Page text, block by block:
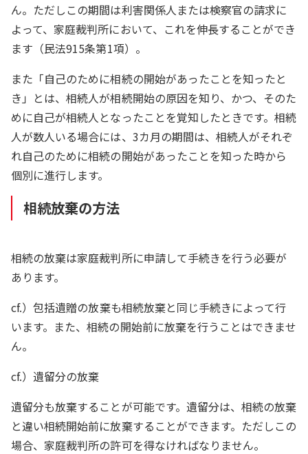
ん。ただしこの期間は利害関係人または検察官の請求に
よって、家庭裁判所において、これを伸長することができ
ます（民法915条第1項）。
また「自己のために相続の開始があったことを知ったと
き」とは、相続人が相続開始の原因を知り、かつ、そのた
めに自己が相続人となったことを覚知したときです。相続
人が数人いる場合には、3カ月の期間は、相続人がそれぞ
れ自己のために相続の開始があったことを知った時から
個別に進行します。
相続放棄の方法
相続の放棄は家庭裁判所に申請して手続きを行う必要が
あります。
cf.）包括遺贈の放棄も相続放棄と同じ手続きによって行
います。また、相続の開始前に放棄を行うことはできませ
ん。
cf.）遺留分の放棄
遺留分も放棄することが可能です。遺留分は、相続の放棄
と違い相続開始前に放棄することができます。ただしこの
場合、家庭裁判所の許可を得なければなりません。